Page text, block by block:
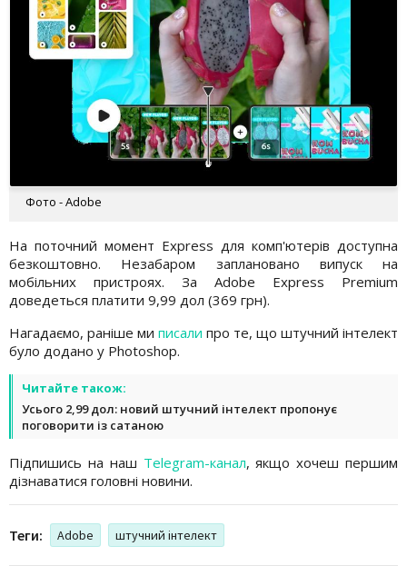
Фото - Adobe
На поточний момент Express для комп'ютерів доступна
безкоштовно. Незабаром заплановано випуск на
мобільних пристроях. За Adobe Express Premium
доведеться платити 9,99 дол (369 грн).
Нагадаємо, раніше ми писали про те, що штучний інтелект
було додано у Photoshop.
Читайте також:
Усього 2,99 дол: новий штучний інтелект пропонує
поговорити із сатаною
Підпишись на наш Telegram-канал, якщо хочеш першим
дізнаватися головні новини.
Теги: Adobe штучний інтелект